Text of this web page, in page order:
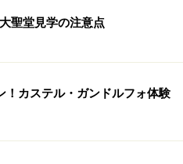
聖堂見学の注意点
！カステル・ガンドルフォ体験